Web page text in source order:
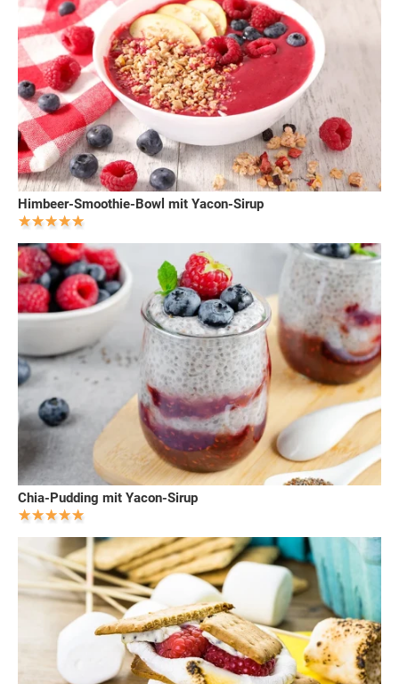
Himbeer-Smoothie-Bowl mit Yacon-Sirup
Chia-Pudding mit Yacon-Sirup